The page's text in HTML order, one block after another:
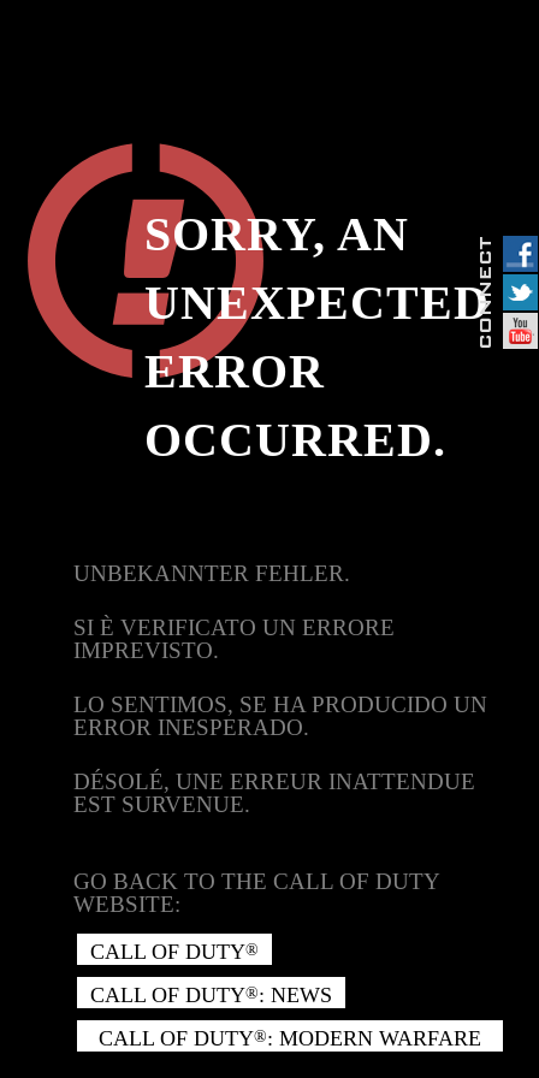
SORRY, AN
UNEXPECTED
ERROR
OCCURRED.
UNBEKANNTER FEHLER.
SI È VERIFICATO UN ERRORE
IMPREVISTO.
LO SENTIMOS, SE HA PRODUCIDO UN
ERROR INESPERADO.
DÉSOLÉ, UNE ERREUR INATTENDUE
EST SURVENUE.
GO BACK TO THE CALL OF DUTY
WEBSITE:
CALL OF DUTY®
CALL OF DUTY®: NEWS
CALL OF DUTY®: MODERN WARFARE